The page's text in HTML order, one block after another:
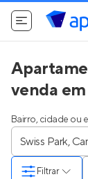
venda
Bairro, cidade ou
Filtrar